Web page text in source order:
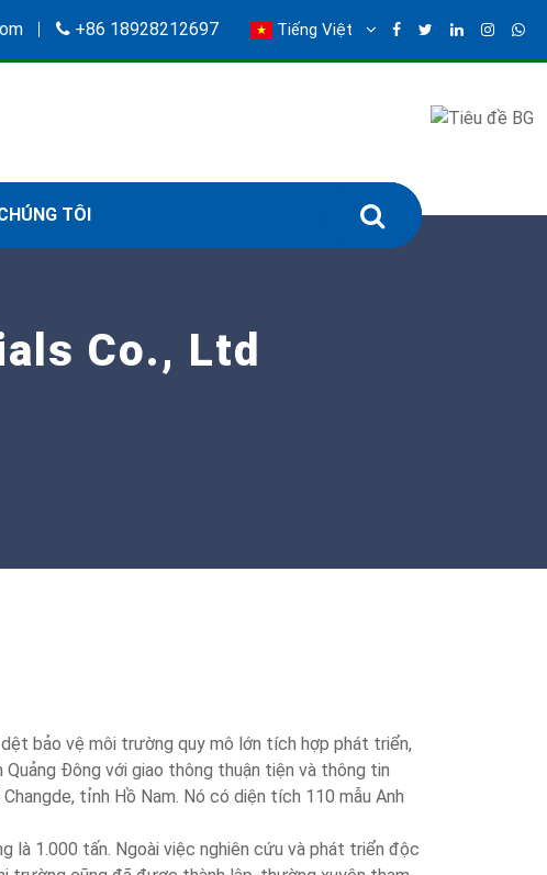
+86 18928212697 Tiếng Việt
TÔI
Co., Ltd
bảo vệ môi trường quy mô lớn tích hợp phát triển,
Đông với giao thông thuận tiện và thông tin
tỉnh Hồ Nam. Nó có diện tích 110 mẫu Anh
là 1.000 tấn. Ngoài việc nghiên cứu và phát triển độc